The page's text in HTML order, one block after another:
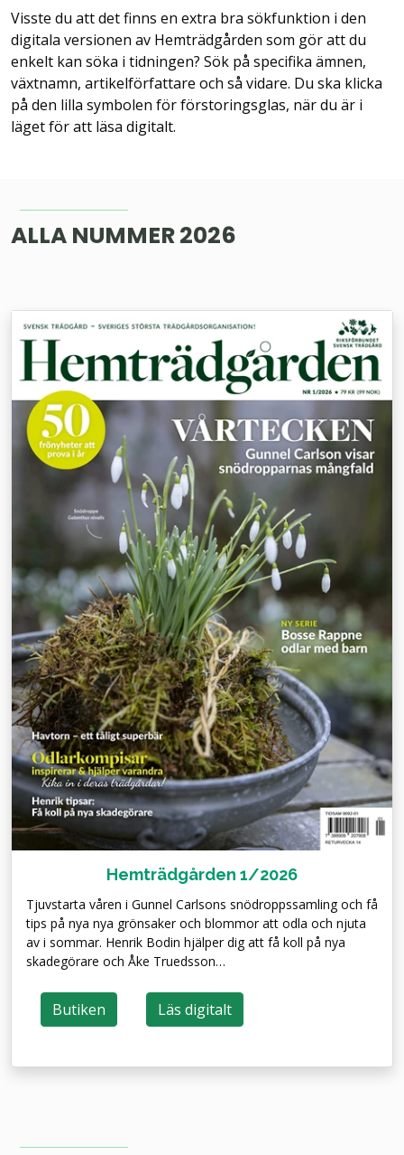
Visste du att det finns en extra bra sökfunktion i den
digitala versionen av Hemträdgården som gör att du
enkelt kan söka i tidningen? Sök på specifika ämnen,
växtnamn, artikelförfattare och så vidare. Du ska klicka
på den lilla symbolen för förstoringsglas, när du är i
läget för att läsa digitalt.
ALLA NUMMER 2026
Hemträdgården 1/2026
Tjuvstarta våren i Gunnel Carlsons snödroppssamling och få
tips på nya nya grönsaker och blommor att odla och njuta
av i sommar. Henrik Bodin hjälper dig att få koll på nya
skadegörare och Åke Truedsson…
Butiken Läs digitalt